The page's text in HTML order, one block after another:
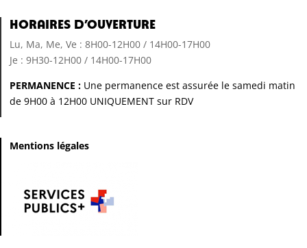
Horaires d’ouverture
Lu, Ma, Me, Ve : 8H00-12H00 / 14H00-17H00
Je : 9H30-12H00 / 14H00-17H00
PERMANENCE : Une permanence est assurée le samedi matin
de 9H00 à 12H00 UNIQUEMENT sur RDV
Mentions légales